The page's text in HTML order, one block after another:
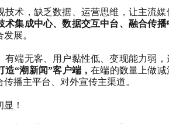
技术，缺乏数据、运营思维，让主流
术集成中心、数据交互中台、融合传播
展。
有端无客、用户黏性低、变现能力弱
造“潮新闻”客户端，在端的数量上做
播主平台、对外宣传主渠道。
！